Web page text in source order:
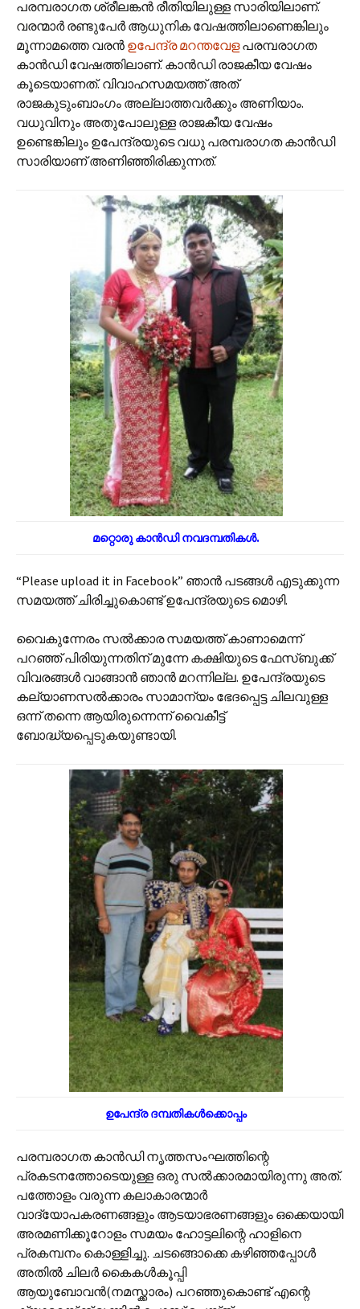
പരമ്പരാഗത ശ്രീലങ്കൻ രീതിയിലുള്ള സാരിയിലാണ്.
വരന്മാർ രണ്ടുപേർ ആധുനിക വേഷത്തിലാണെങ്കിലും
മൂന്നാമത്തെ വരൻ ഉപേന്ദ്ര മറന്തവേളപരമ്പരാഗത
കാൻഡി വേഷത്തിലാണ്. കാൻഡി രാജകീയ വേഷം
കൂടെയാണത്. വിവാഹസമയത്ത് അത്
രാജകുടുംബാംഗം അല്ലാത്തവർക്കും അണിയാം.
വധുവിനും അതുപോലുള്ള രാജകീയ വേഷം
ഉണ്ടെങ്കിലും ഉപേന്ദ്രയുടെ വധു പരമ്പരാഗത കാൻഡി
സാരിയാണ് അണിഞ്ഞിരിക്കുന്നത്.
മറ്റൊരു കാൻഡി നവദമ്പതികൾ.
“Please upload it in Facebook” ഞാൻ പടങ്ങൾ എടുക്കുന്ന
സമയത്ത് ചിരിച്ചുകൊണ്ട് ഉപേന്ദ്രയുടെ മൊഴി.
വൈകുന്നേരം സൽക്കാര സമയത്ത് കാണാമെന്ന്
പറഞ്ഞ് പിരിയുന്നതിന് മുന്നേ കക്ഷിയുടെ ഫേസ്ബുക്ക്
വിവരങ്ങൾ വാങ്ങാൻ ഞാൻ മറന്നില്ല. ഉപേന്ദ്രയുടെ
കല്യാണസൽക്കാരം സാമാന്യം ഭേദപ്പെട്ട ചിലവുള്ള
ഒന്ന് തന്നെ ആയിരുന്നെന്ന് വൈകീട്ട്
ബോദ്ധ്യപ്പെടുകയുണ്ടായി.
ഉപേന്ദ്ര ദമ്പതികൾക്കൊപ്പം
പരമ്പരാഗത കാൻഡി നൃത്തസംഘത്തിന്റെ
പ്രകടനത്തോടെയുള്ള ഒരു സൽക്കാരമായിരുന്നു അത്.
പത്തോളം വരുന്ന കലാകാരന്മാർ
വാദ്യോപകരണങ്ങളും ആടയാഭരണങ്ങളും ഒക്കെയായി
അരമണിക്കൂറോളം സമയം ഹോട്ടലിന്റെ ഹാളിനെ
പ്രകമ്പനം കൊള്ളിച്ചു. ചടങ്ങൊക്കെ കഴിഞ്ഞപ്പോൾ
അതിൽ ചിലർ കൈകൾകൂപ്പി
ആയുബോവൻ(നമസ്ക്കാരം) പറഞ്ഞുകൊണ്ട് എന്റെ